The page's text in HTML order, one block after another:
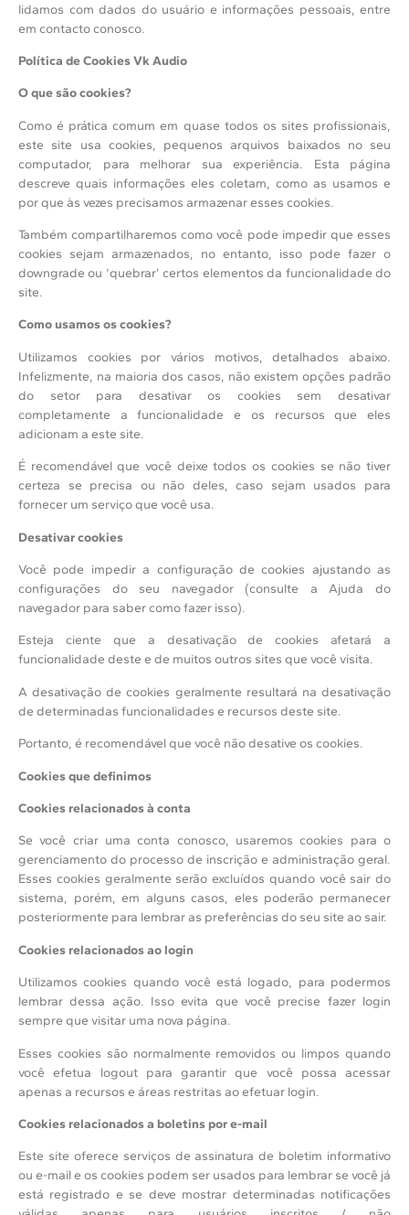
lidamos com dados do usuário e informações pessoais, entre
em contacto conosco.
Política de CookiesVk Audio
O que são cookies?
Como é prática comum em quase todos os sites profissionais,
este site usa cookies, pequenos arquivos baixados no seu
computador, para melhorar sua experiência. Esta página
descreve quais informações eles coletam, como as usamos e
por que às vezes precisamos armazenar esses cookies.
Também compartilharemos como você pode impedir que esses
cookies sejam armazenados, no entanto, isso pode fazer o
downgrade ou ‘quebrar’ certos elementos da funcionalidade do
site.
Como usamos os cookies?
Utilizamos cookies por vários motivos, detalhados abaixo.
Infelizmente, na maioria dos casos, não existem opções padrão
do setor para desativar os cookies sem desativar
completamente a funcionalidade e os recursos que eles
adicionam a este site.
É recomendável que você deixe todos os cookies se não tiver
certeza se precisa ou não deles, caso sejam usados para
fornecer um serviço que você usa.
Desativar cookies
Você pode impedir a configuração de cookies ajustando as
configurações do seu navegador (consulte a Ajuda do
navegador para saber como fazer isso).
Esteja ciente que a desativação de cookies afetará a
funcionalidade deste e de muitos outros sites que você visita.
A desativação de cookies geralmente resultará na desativação
de determinadas funcionalidades e recursos deste site.
Portanto, é recomendável que você não desative os cookies.
Cookies que definimos
Cookies relacionados à conta
Se você criar uma conta conosco, usaremos cookies para o
gerenciamento do processo de inscrição e administração geral.
Esses cookies geralmente serão excluídos quando você sair do
sistema, porém, em alguns casos, eles poderão permanecer
posteriormente para lembrar as preferências do seu site ao sair.
Cookies relacionados ao login
Utilizamos cookies quando você está logado, para podermos
lembrar dessa ação. Isso evita que você precise fazer login
sempre que visitar uma nova página.
Esses cookies são normalmente removidos ou limpos quando
você efetua logout para garantir que você possa acessar
apenas a recursos e áreas restritas ao efetuar login.
Cookies relacionados a boletins por e-mail
Este site oferece serviços de assinatura de boletim informativo
ou e-mail e os cookies podem ser usados para lembrar se você já
está registrado e se deve mostrar determinadas notificações